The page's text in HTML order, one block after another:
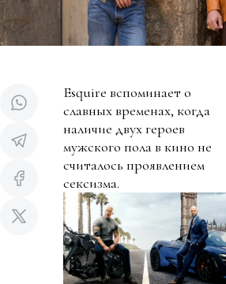
Esquire вспоминает о
славных временах, когда
наличие двух героев
мужского пола в кино не
считалось проявлением
сексизма.